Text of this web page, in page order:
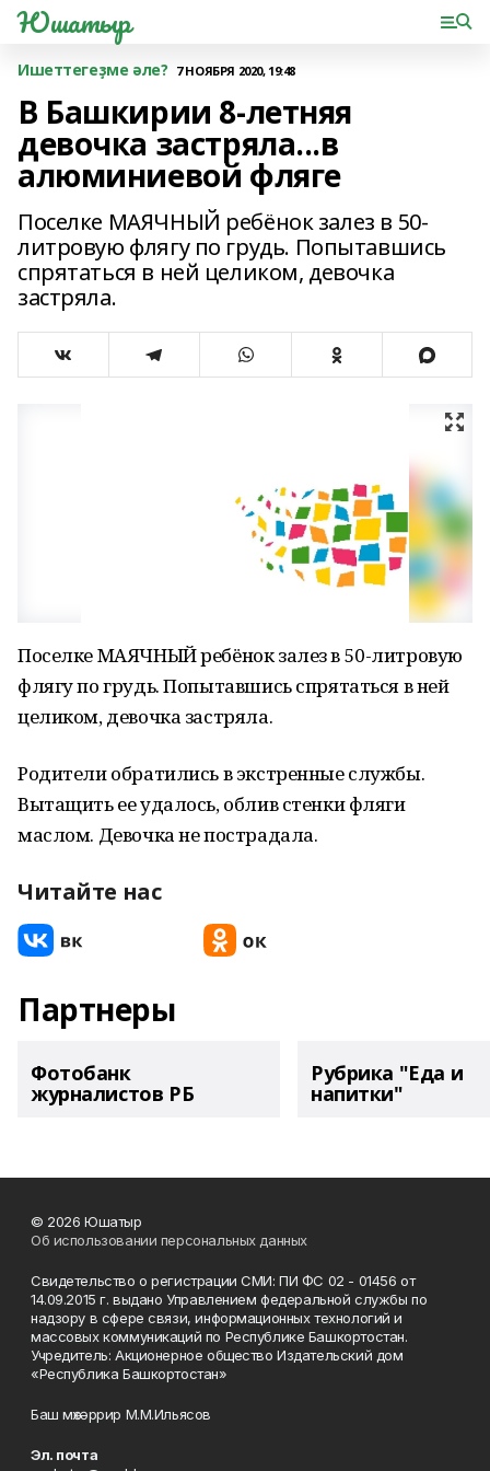
Юшатыр
Ишеттегеҙме әле? 7 НОЯБРЯ 2020, 19:48
В Башкирии 8-летняя
девочка застряла...в
алюминиевой фляге
Поселке МАЯЧНЫЙ ребёнок залез в 50-
литровую флягу по грудь. Попытавшись
спрятаться в ней целиком, девочка
застряла.
Поселке МАЯЧНЫЙ ребёнок залез в 50-литровую
флягу по грудь. Попытавшись спрятаться в ней
целиком, девочка застряла.
Родители обратились в экстренные службы.
Вытащить ее удалось, облив стенки фляги
маслом. Девочка не пострадала.
Читайте нас
Партнеры
Фотобанк
журналистов РБ
Рубрика "Еда и
напитки"
© 2026 Юшатыр
Об использовании персональных данных
Свидетельство о регистрации СМИ: ПИ ФС 02 - 01456 от
14.09.2015 г. выдано Управлением федеральной службы по
надзору в сфере связи, информационных технологий и
массовых коммуникаций по Республике Башкортостан.
Учредитель: Акционерное общество Издательский дом
«Республика Башкортостан»
Баш мөхәррир М.М.Ильясов
Эл. почта